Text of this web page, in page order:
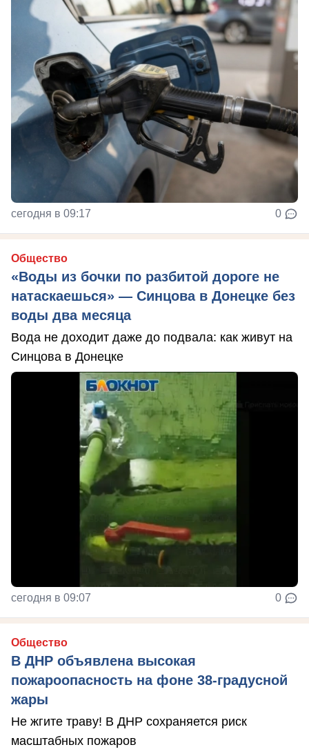
сегодня в 09:17 0
Общество
«Воды из бочки по разбитой дороге не
натаскаешься» — Синцова в Донецке без
воды два месяца
Вода не доходит даже до подвала: как живут на
Синцова в Донецке
сегодня в 09:07 0
Общество
В ДНР объявлена высокая
пожароопасность на фоне 38-градусной
жары
Не жгите траву! В ДНР сохраняется риск
масштабных пожаров